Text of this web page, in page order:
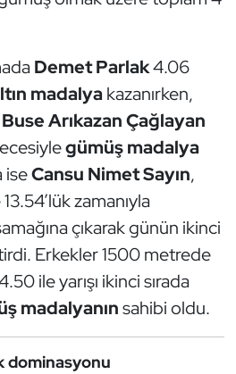
Demet Parlak4.06
madalyakazanırken,
Buse Arıkazan Çağlayan
gümüş madalya
iseCansu Nimet Sayın,
zamanıyla
çıkarak günün ikinci
Erkekler 1500 metrede
ile yarışı ikinci sırada
madalyanınsahibi oldu.
dominasyonu